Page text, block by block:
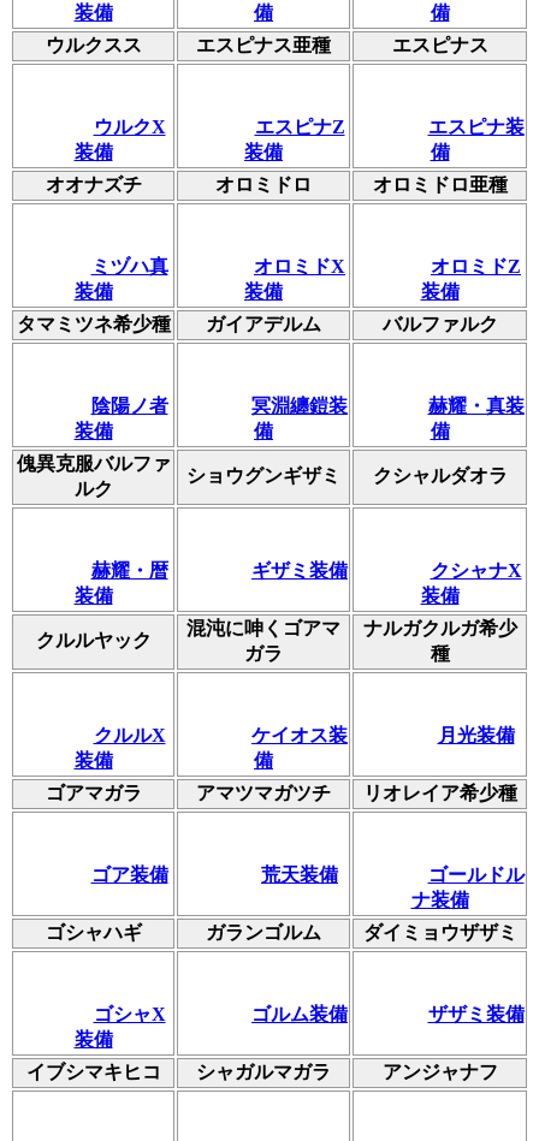
装備
備
備
ウルクスス
エスピナス亜種 エスピナス
ウルクX
装備
エスピナZ
装備
エスピナ装
備
オオナズチ
オロミドロ オロミドロ亜種
ミヅハ真
装備
オロミドX
装備
オロミドZ
装備
タマミツネ希少種
ガイアデルム バルファルク
陰陽ノ者
装備
冥淵纏鎧装
備
赫耀・真装
備
傀異克服バルファ
ルク
ショウグンギザミ クシャルダオラ
赫耀・暦
装備
ギザミ装備
クシャナX
装備
クルルヤック
混沌に呻くゴアマ
ガラ
ナルガクルガ希少
種
クルルX
装備
ケイオス装
備
月光装備
ゴアマガラ アマツマガツチ リオレイア希少種
ゴア装備 荒天装備
ゴールドル
ナ装備
ゴシャハギ
ガランゴルム ダイミョウザザミ
ゴシャX
装備
ゴルム装備 ザザミ装備
イブシマキヒコ シャガルマガラ アンジャナフ